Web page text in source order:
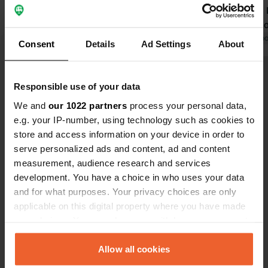
Consent Details Ad Settings About
Responsible use of your data
We and our 1022 partners process your personal data,
e.g. your IP-number, using technology such as cookies to
store and access information on your device in order to
serve personalized ads and content, ad and content
measurement, audience research and services
development. You have a choice in who uses your data
and for what purposes. Your privacy choices are only
applicable on this digital property where you have made
any time from the Cookie Declaration or by clicking on
the Privacy trigger icon.Allow all cookies
randonnée. Situé à 1 km du centre-
retournerai avec plaisir.
randonnée. Les sanitaires sont
propres
du papier
Traduit par
Es-tu déjà venu ici ?
Contact
Emplacement
Avenue François Godin 625